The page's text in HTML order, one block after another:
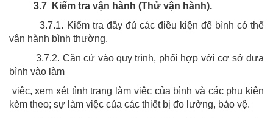
3.7 Kiểm tra vận hành (Thử vận hành).
3.7.1. Kiểm tra đầy đủ các điều kiện để bình có thể
vận hành bình thường.
3.7.2. Căn cứ vào quy trình, phối hợp với cơ sở đưa
bình vào làm
việc, xem xét tình trạng làm việc của bình và các phụ kiện
kèm theo; sự làm việc của các thiết bị đo lường, bảo vệ.